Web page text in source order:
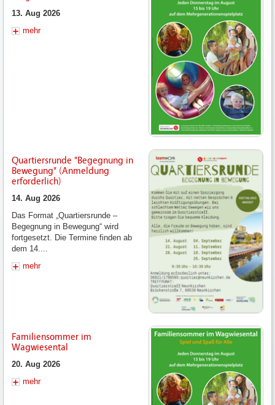
13. Aug 2026
mehr
Quartiersrunde "Begegnung in
Bewegung" (Anmeldung
erforderlich)
14. Aug 2026
Das Format „Quartiersrunde –
Begegnung in Bewegung“ wird
fortgesetzt. Die Termine finden ab
dem 14....
mehr
Familiensommer im
Wagwiesental
20. Aug 2026
mehr